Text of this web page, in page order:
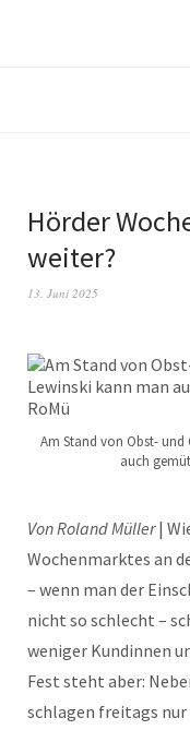
Hörder
weiter?
13. Juni 2025
Am Stand von Obst- und
auch
Von Roland Müller|
Wochenmarktes an
– wenn man der
nicht so schlecht –
weniger Kundinnen
Fest steht aber:
schlagen freitags nur